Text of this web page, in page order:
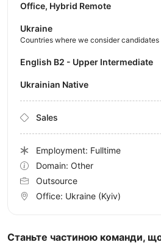
Станьте частиною команди,
Office, Hybrid Remote
Ukraine
Countries where we consider candidates
English B2 - Upper Intermediate
Ukrainian Native
Sales
Employment: Fulltime
Domain: Other
Outsource
Office: Ukraine (Kyiv)